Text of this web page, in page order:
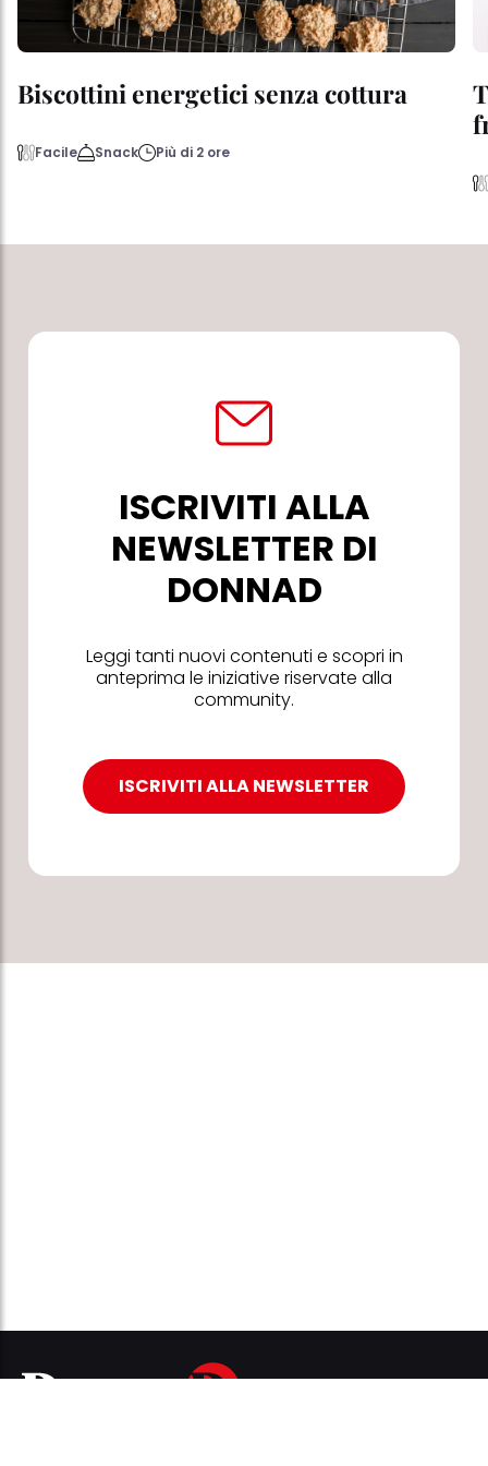
Biscottini energetici senza cottura
Facile Snack Più di 2 ore
ISCRIVITI ALLA
NEWSLETTER DI
DONNAD
Leggi tanti nuovi contenuti e scopri in
anteprima le iniziative riservate alla
community.
ISCRIVITI ALLA NEWSLETTER